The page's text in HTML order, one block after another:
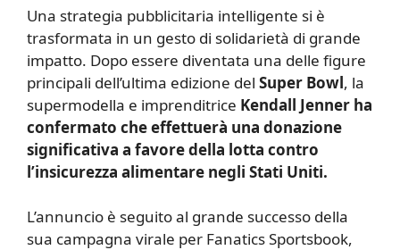
Una strategia pubblicitaria intelligente si è
trasformata in un gesto di solidarietà di grande
impatto. Dopo essere diventata una delle figure
principali dell’ultima edizione del Super Bowl, la
supermodella e imprenditrice Kendall Jenner ha
confermato che effettuerà una donazione
significativa a favore della lotta contro
l’insicurezza alimentare negli Stati Uniti.
L’annuncio è seguito al grande successo della
sua campagna virale per Fanatics Sportsbook,